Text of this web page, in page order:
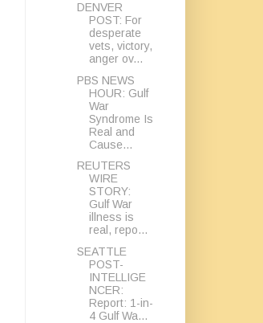
DENVER
POST: For
desperate
vets, victory,
anger ov...
PBS NEWS
HOUR: Gulf
War
Syndrome Is
Real and
Cause...
REUTERS
WIRE
STORY:
Gulf War
illness is
real, repo...
SEATTLE
POST-
INTELLIGE
NCER:
Report: 1-in-
4 Gulf Wa...